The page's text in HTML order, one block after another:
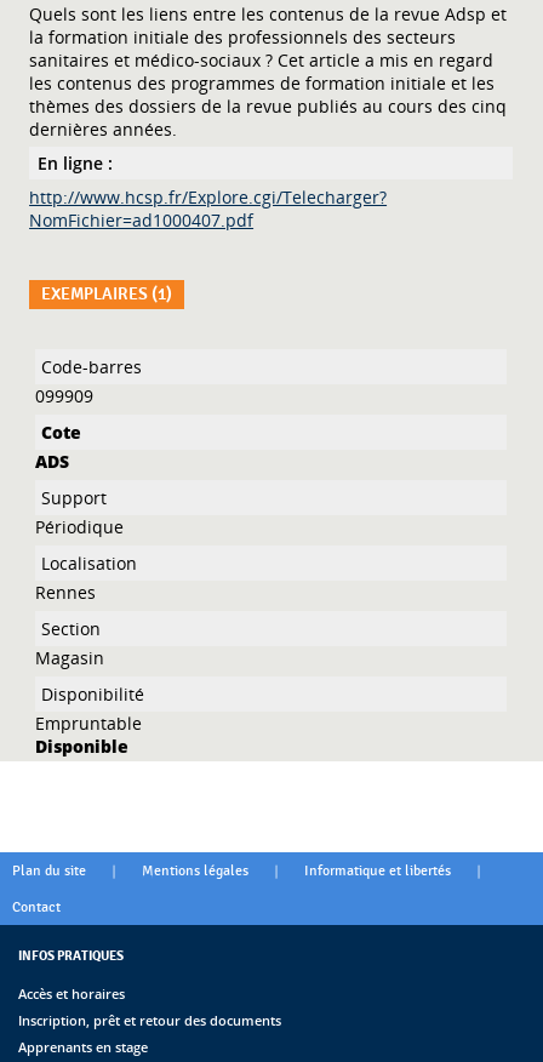
Quels sont les liens entre les contenus de la revue Adsp et
la formation initiale des professionnels des secteurs
sanitaires et médico-sociaux ? Cet article a mis en regard
les contenus des programmes de formation initiale et les
thèmes des dossiers de la revue publiés au cours des cinq
dernières années.
En ligne :
http://www.hcsp.fr/Explore.cgi/Telecharger?
NomFichier=ad1000407.pdf
EXEMPLAIRES (1)
Liste des exemplaires
099909
ADS
Périodique
Rennes
Magasin
Empruntable
Disponible
Plan du site | Mentions légales | Informatique et libertés |
Contact
INFOS PRATIQUES
Accès et horaires
Inscription, prêt et retour des documents
Apprenants en stage